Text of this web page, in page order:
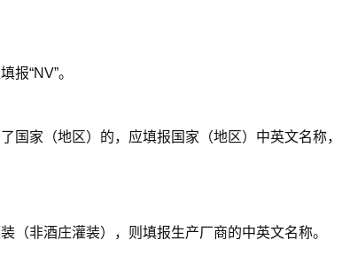
“NV”。
家（地区）的，应填报国家（地区）中英文名称
（非酒庄灌装），则填报生产厂商的中英文名称。